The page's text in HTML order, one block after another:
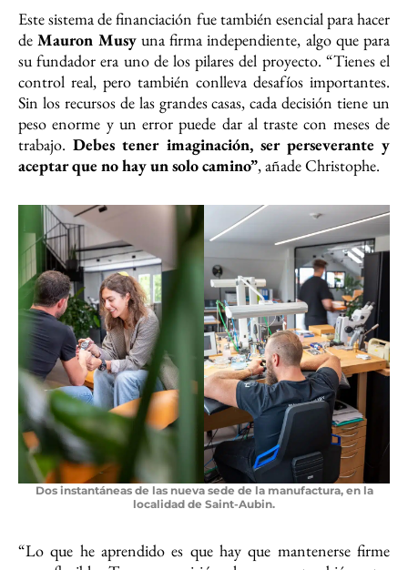
Este sistema de financiación fue también esencial para hacer
deMauron Musyuna firma independiente, algo que para
su fundador era uno de los pilares del proyecto. “Tienes el
control real, pero también conlleva desafíos importantes.
Sin los recursos de las grandes casas, cada decisión tiene un
peso enorme y un error puede dar al traste con meses de
trabajo.Debes tener imaginación, ser perseverante y
aceptar que no hay un solo camino”, añade Christophe.
Dos instantáneas de las nueva sede de la manufactura, en la
localidad de Saint-Aubin.
“Lo que he aprendido es que hay que mantenerse firme